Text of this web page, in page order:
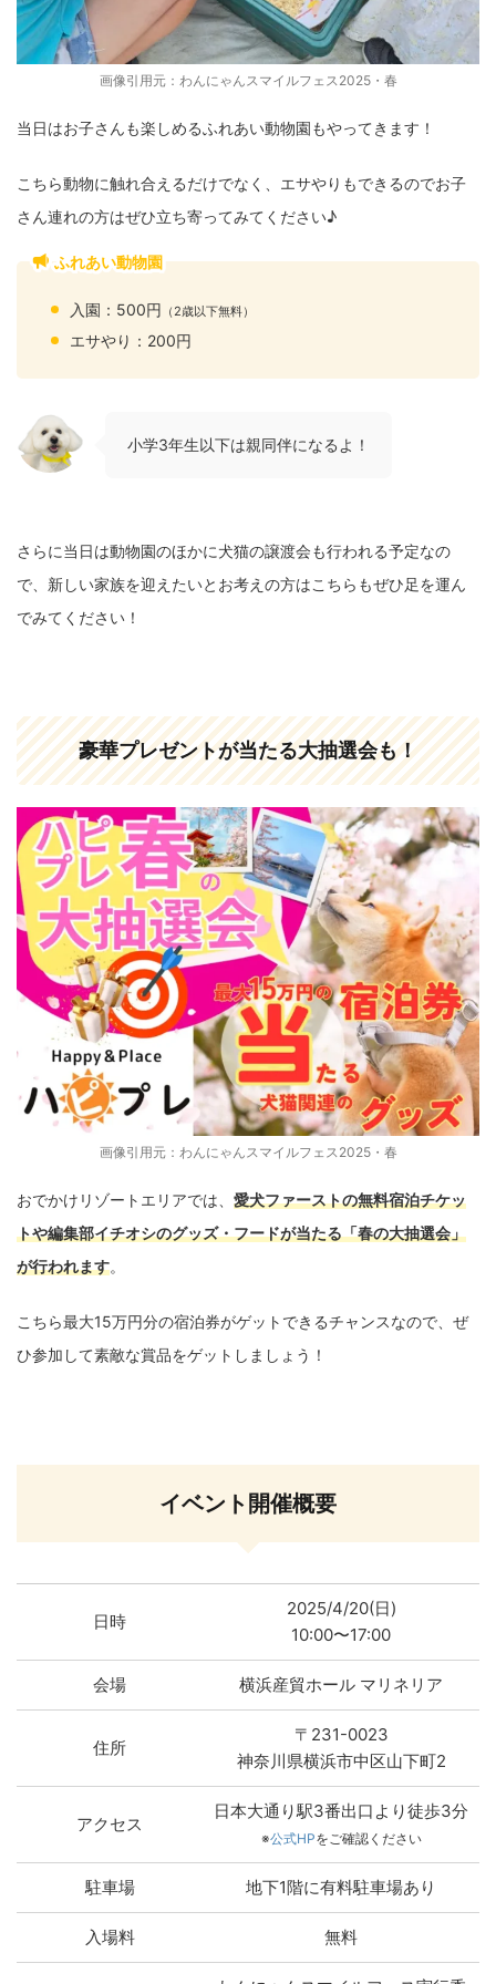
画像引用元： わんにゃんスマイルフェス2025・春
当日はお子さんも楽しめるふれあい動物園もやってきます！
こちら動物に触れ合えるだけでなく、エサやりもできるのでお子
さん連れの方はぜひ立ち寄ってみてください♪
ふれあい動物園
入園：500円 （2歳以下無料）
エサやり：200円
小学3年生以下は親同伴になるよ！
さらに当日は動物園のほかに犬猫の譲渡会も行われる予定なの
で、新しい家族を迎えたいとお考えの方はこちらもぜひ足を運ん
でみてください！
豪華プレゼントが当たる大抽選会も！
画像引用元： わんにゃんスマイルフェス2025・春
おでかけリゾートエリアでは、 愛犬ファーストの無料宿泊チケッ
トや編集部イチオシのグッズ・フードが当たる「春の大抽選会」
が行われます。
こちら最大15万円分の宿泊券がゲットできるチャンスなので、ぜ
ひ参加して素敵な賞品をゲットしましょう！
イベント開催概要
日時
2025/4/20(日)
10:00〜17:00
会場 横浜産貿ホール マリネリア
住所
〒231-0023
神奈川県横浜市中区山下町2
アクセス
日本大通り駅3番出口より徒歩3分
※公式HPをご確認ください
駐車場 地下1階に有料駐車場あり
入場料 無料